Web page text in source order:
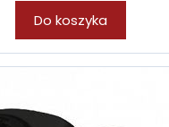
Do koszyka